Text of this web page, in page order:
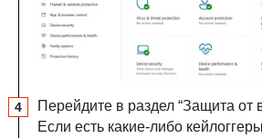
Перейдите в раздел “Защита от
Если есть какие-либо